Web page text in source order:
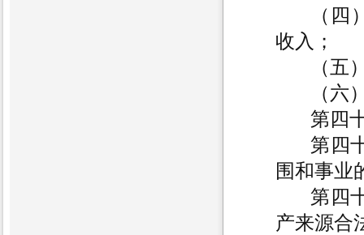
（
收入；
（五
（六
第四
第四
围和事业
第四
产来源合